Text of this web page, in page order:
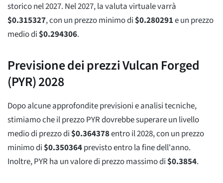
storico nel 2027. Nel 2027, la valuta virtuale varrà
$0.315327, con un prezzo minimo di$0.280291e un prezzo
medio di$0.294306.
Previsione dei prezzi Vulcan Forged
(PYR) 2028
Dopo alcune approfondite previsioni e analisi tecniche,
stimiamo che il prezzo PYR dovrebbe superare un livello
medio di prezzo di$0.364378entro il 2028, con un prezzo
minimo di$0.350364previsto entro la fine dell'anno.
Inoltre, PYR ha un valore di prezzo massimo di$0.3854.